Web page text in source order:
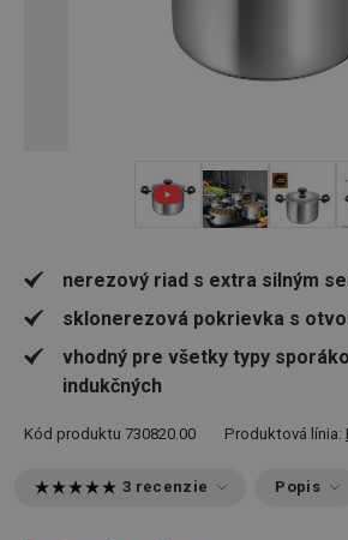
nerezový riad s extra silným
sklonerezová pokrievka s
vhodný pre všetky typy
indukčných
Kód produktu 730820.00 Produktová línia:
3 recenzie Popis